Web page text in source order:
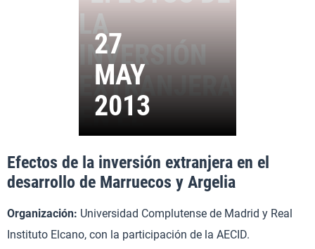
Efectos de la inversión extranjera en el
desarrollo de Marruecos y Argelia
Organización: Universidad Complutense de Madrid y Real
Instituto Elcano, con la participación de la AECID.